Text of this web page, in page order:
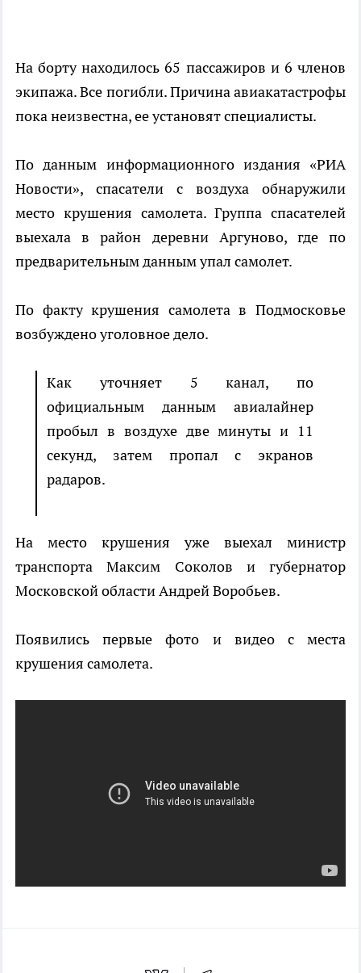
На борту находилось 65 пассажиров и 6 членов
экипажа. Все погибли. Причина авиакатастрофы
пока неизвестна, ее установят специалисты.
По данным информационного издания «РИА
Новости», спасатели с воздуха обнаружили
место крушения самолета. Группа спасателей
выехала в район деревни Аргуново, где по
предварительным данным упал самолет.
По факту крушения самолета в Подмосковье
возбуждено уголовное дело.
Как уточняет 5 канал, по
официальным данным авиалайнер
пробыл в воздухе две минуты и 11
секунд, затем пропал с экранов
радаров.
На место крушения уже выехал министр
транспорта Максим Соколов и губернатор
Московской области Андрей Воробьев.
Появились первые фото и видео с места
крушения самолета.